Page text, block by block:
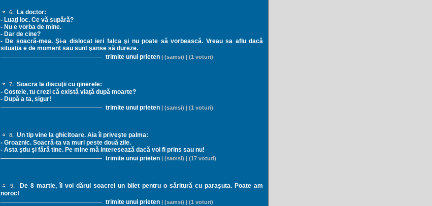
6.
La doctor:
- Luaţi loc. Ce vă supără?
- Nu e vorba de mine.
- Dar de cine?
- De soacră-mea. Şi-a dislocat ieri falca şi nu poate să vorbească. Vreau sa aflu dacă
situaţia e de moment sau sunt şanse să dureze.
trimite unui prieten | (samsi) | (1 voturi)
7. Soacra la discuţii cu ginerele:
- Costele, tu crezi că există viaţă după moarte?
- După a ta, sigur!
trimite unui prieten | (samsi) | (1 voturi)
8. Un tip vine la ghicitoare. Aia îi priveşte palma:
- Groaznic. Soacră-ta va muri peste două zile.
- Asta ştiu şi fără tine. Pe mine mă interesează dacă voi fi prins sau nu!
trimite unui prieten | (samsi) | (17 voturi)
9.
De 8 martie, îi voi dărui soacrei un bilet pentru o săritură cu paraşuta. Poate am
noroc!
trimite unui prieten | (samsi) | (1 voturi)